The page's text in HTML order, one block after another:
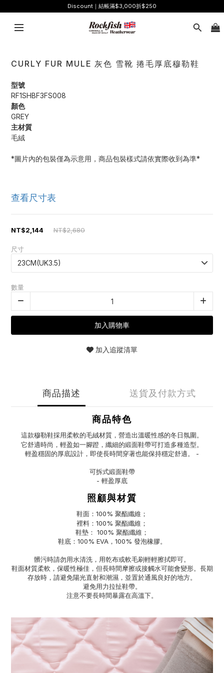
Discount｜結帳滿$3,000折$250
CURLY FUR MULE 灰色 雪靴 捲毛厚底穆勒鞋
型號
RF1SHBF3FS008
顏色
GREY
主材質
毛絨
*圖片內的包裝僅為示意用，商品包裝樣式請依實際收到為準*
查看尺寸表
NT$2,144 NT$2,680
尺寸
數量
加入購物車
加入追蹤清單
商品描述 送貨及付款方式
商品特色
這款穆勒鞋採用柔軟的毛絨材質，營造出溫暖性感的冬日氛圍。
它舒適時尚，輕盈如一腳蹬，纖細的緞面鞋帶可打造多種造型。
輕盈穩固的厚底設計，即使長時間穿著也能保持穩定舒適。 -
可拆式緞面鞋帶
- 輕盈厚底
照顧與材質
鞋面：100% 聚酯纖維；
裡料：100% 聚酯纖維；
鞋墊： 100% 聚酯纖維；
鞋底：100% EVA，100% 發泡橡膠。
髒污時請勿用水清洗，用乾布或軟毛刷輕輕擦拭即可。
鞋面材質柔軟，保暖性極佳，但長時間摩擦或接觸水可能會變形。長期
存放時，請避免陽光直射和潮濕，並置於通風良好的地方。
避免用力拉扯鞋帶。
注意不要長時間暴露在高溫下。